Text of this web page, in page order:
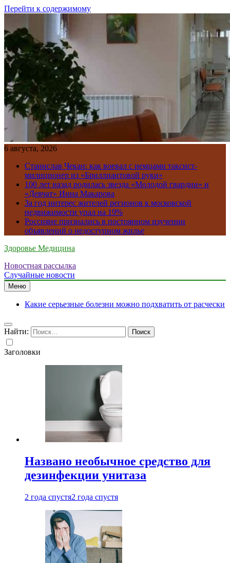
Перейти к содержимому
6 августа, 2026
Станислав Чекан: как воевал с немцами таксист-
милиционер из «Бриллиантовой руки»
100 лет назад родилась звезда «Молодой гвардии» и
«Девчат» Инна Макарова
За год интерес жителей регионов к московской
недвижимости упал на 19%
Россияне признались в постоянном изучении
объявлений о недоступном жилье
Здоровье Медицина
Новостная рассылка
Случайные новости
Меню
Какие серьезные болезни можно подхватить от расчески
Найти:
Заголовки
Названо необычное средство для
дезинфекции унитаза
2 года спустя2 года спустя